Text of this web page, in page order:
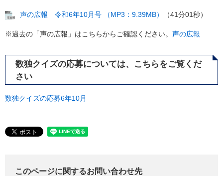
声の広報 令和6年10月号 （MP3：9.39MB） （41分01秒）
※過去の「声の広報」はこちらからご確認ください。 声の広報
数独クイズの応募については、こちらをご覧くだ
さい
数独クイズの応募6年10月
このページに関するお問い合わせ先